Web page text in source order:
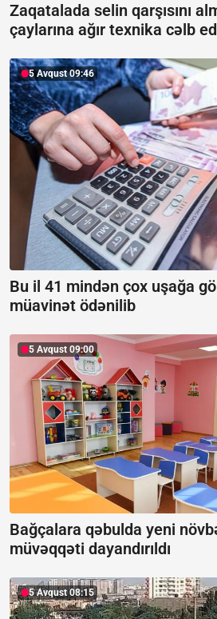
Zaqatalada selin qarşısını
çaylarına ağır texnika cəlb
5 Avqust 09:46
Bu il 41 mindən çox uşağa
müavinət ödənilib
5 Avqust 09:00
Bağçalara qəbulda yeni
müvəqqəti dayandırıldı
5 Avqust 08:15